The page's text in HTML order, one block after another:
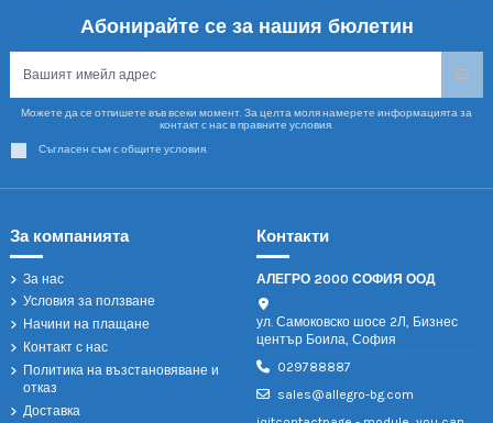
Абонирайте се за нашия бюлетин
Можете да се отпишете във всеки момент. За целта моля намерете информацията за
контакт с нас в правните условия.
Съгласен съм с общите условия.
За компанията
За нас
Условия за ползване
Начини на плащане
Контакт с нас
Политика на възстановяване и
отказ
Доставка
Контакти
АЛЕГРО 2000 СОФИЯ ООД
ул. Самоковско шосе 2Л, Бизнес
център Боила, София
029788887
sales@allegro-bg.com